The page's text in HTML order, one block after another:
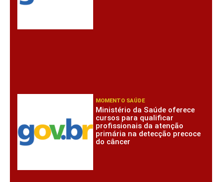
MOMENTO SAÚDE
Ministério da Saúde oferece
cursos para qualificar
profissionais da atenção
primária na detecção precoce
do câncer